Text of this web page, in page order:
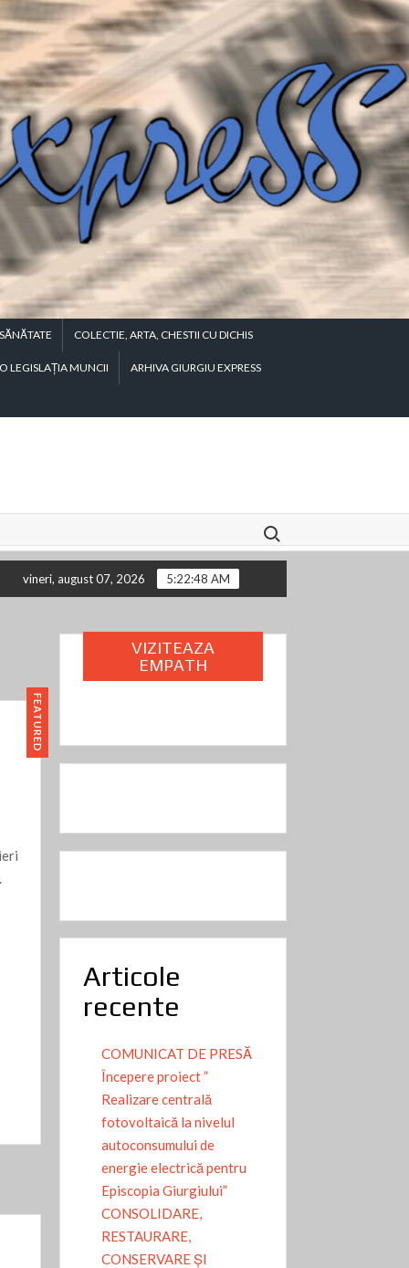
SĂNĂTATE COLECTIE, ARTA, CHESTII CU DICHIS
LEGISLAŢIA MUNCII ARHIVA GIURGIU EXPRESS
Search for:
vineri, august 07, 2026 5:22:49 AM
FEATURED
VIZITEAZA
EMPATH
Articole
recente
COMUNICAT DE PRESĂ
Începere proiect ”
Realizare centrală
fotovoltaică la nivelul
autoconsumului de
energie electrică pentru
Episcopia Giurgiului”
CONSOLIDARE,
RESTAURARE,
CONSERVARE ȘI